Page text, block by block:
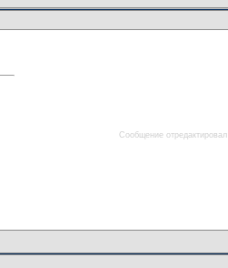
Сообщение отредактировал